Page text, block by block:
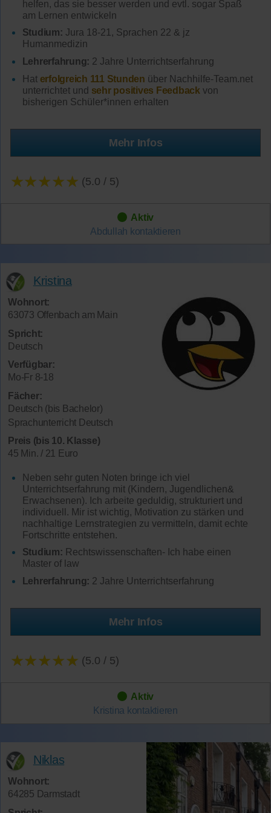
helfen, das sie besser werden und evtl. sogar Spaß
am Lernen entwickeln
Studium: Jura 18-21, Sprachen 22 & jz
Humanmedizin
Lehrerfahrung: 2 Jahre Unterrichtserfahrung
Hat erfolgreich 111 Stunden über Nachhilfe-Team.net
unterrichtet und sehr positives Feedback von
bisherigen Schüler*innen erhalten
Mehr Infos
★★★★★ (5.0 / 5)
Aktiv
Abdullah kontaktieren
Kristina
Wohnort:
63073 Offenbach am Main
Spricht:
Deutsch
Verfügbar:
Mo-Fr 8-18
Fächer:
Deutsch (bis Bachelor)
Sprachunterricht Deutsch
Preis (bis 10. Klasse)
45 Min. / 21 Euro
Neben sehr guten Noten bringe ich viel
Unterrichtserfahrung mit (Kindern, Jugendlichen&
Erwachsenen). Ich arbeite geduldig, strukturiert und
individuell. Mir ist wichtig, Motivation zu stärken und
nachhaltige Lernstrategien zu vermitteln, damit echte
Fortschritte entstehen.
Studium: Rechtswissenschaften- Ich habe einen
Master of law
Lehrerfahrung: 2 Jahre Unterrichtserfahrung
Mehr Infos
★★★★★ (5.0 / 5)
Aktiv
Kristina kontaktieren
Niklas
Wohnort:
64285 Darmstadt